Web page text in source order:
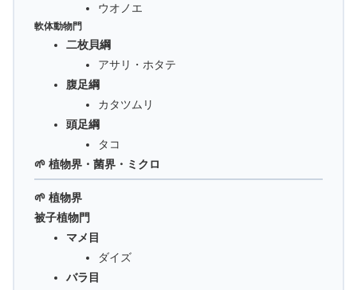
ウオノエ
軟体動物門
二枚貝綱
アサリ・ホタテ
腹足綱
カタツムリ
頭足綱
タコ
🌱 植物界・菌界・ミクロ
🌱 植物界
被子植物門
マメ目
ダイズ
バラ目